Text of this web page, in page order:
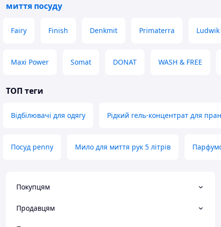
миття посуду
Fairy Finish Denkmit Primaterra Ludwik
Maxi Power Somat DONAT WASH & FREE
ТОП теги
Відбілювачі для одягу Рідкий гель-концентрат для
Посуд penny Мило для миття рук 5 літрів
Покупцям
Продавцям